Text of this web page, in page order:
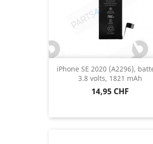
iPhone SE 2020 (A2296),
3.8 volts, 1821 mAh
Prix
14,95 CHF